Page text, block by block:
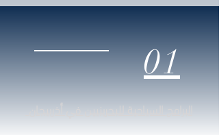
01
البرامج السياحيةللبحرينيينفي أذربيجان